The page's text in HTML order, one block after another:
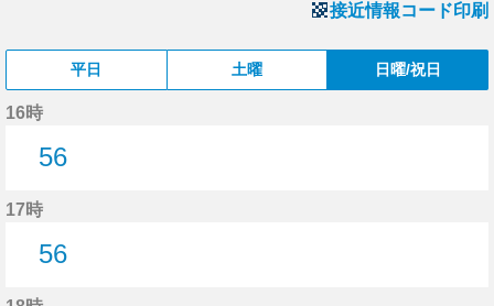
接近情報コード印刷
平日 土曜 日曜/祝日
16時
56
17時
56